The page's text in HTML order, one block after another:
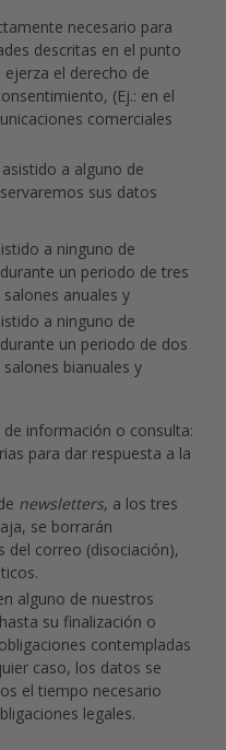
necesario para
descritas en el punto
el derecho de
(Ej.: en el
comerciales
a alguno de
sus datos
a ninguno de
un periodo de tres
anuales y
a ninguno de
un periodo de dos
bianuales y
de información o consulta:
para dar respuesta a la
newsletters, a los tres
se borrarán
del correo (disociación),
alguno de nuestros
su finalización o
contempladas
caso, los datos se
el tiempo necesario
legales.